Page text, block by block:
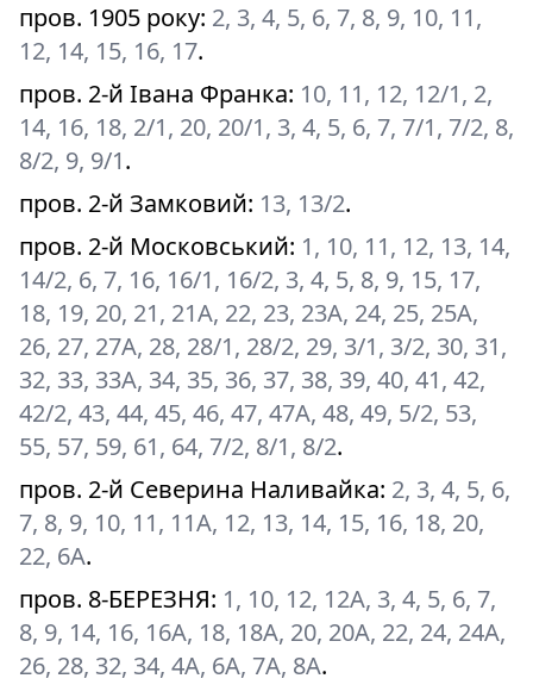
пров. 1905 року: 2, 3, 4, 5, 6, 7, 8, 9, 10, 11,
12, 14, 15, 16, 17.
пров. 2-й Івана Франка: 10, 11, 12, 12/1, 2,
14, 16, 18, 2/1, 20, 20/1, 3, 4, 5, 6, 7, 7/1, 7/2, 8,
8/2, 9, 9/1.
пров. 2-й Замковий: 13, 13/2.
пров. 2-й Московський: 1, 10, 11, 12, 13, 14,
14/2, 6, 7, 16, 16/1, 16/2, 3, 4, 5, 8, 9, 15, 17,
18, 19, 20, 21, 21А, 22, 23, 23А, 24, 25, 25А,
26, 27, 27А, 28, 28/1, 28/2, 29, 3/1, 3/2, 30, 31,
32, 33, 33А, 34, 35, 36, 37, 38, 39, 40, 41, 42,
42/2, 43, 44, 45, 46, 47, 47А, 48, 49, 5/2, 53,
55, 57, 59, 61, 64, 7/2, 8/1, 8/2.
пров. 2-й Северина Наливайка: 2, 3, 4, 5, 6,
7, 8, 9, 10, 11, 11А, 12, 13, 14, 15, 16, 18, 20,
22, 6А.
пров. 8-БЕРЕЗНЯ: 1, 10, 12, 12А, 3, 4, 5, 6, 7,
8, 9, 14, 16, 16А, 18, 18А, 20, 20А, 22, 24, 24А,
26, 28, 32, 34, 4А, 6А, 7А, 8А.